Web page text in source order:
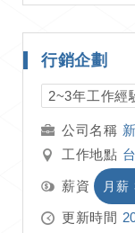
行銷企劃
2~3年工作經
工作地點
薪資 月
更新時間